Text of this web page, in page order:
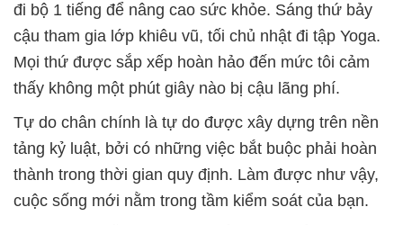
đi bộ 1 tiếng để nâng cao sức khỏe. Sáng thứ bảy
cậu tham gia lớp khiêu vũ, tối chủ nhật đi tập Yoga.
Mọi thứ được sắp xếp hoàn hảo đến mức tôi cảm
thấy không một phút giây nào bị cậu lãng phí.
Tự do chân chính là tự do được xây dựng trên nền
tảng kỷ luật, bởi có những việc bắt buộc phải hoàn
thành trong thời gian quy định. Làm được như vậy,
cuộc sống mới nằm trong tầm kiểm soát của bạn.